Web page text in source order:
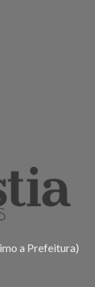
a Prefeitura)